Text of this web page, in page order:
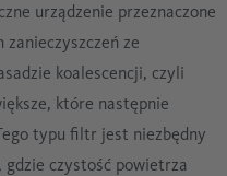
urządzenie przeznaczone
ze
koalescencji, czyli
które następnie
typu filtr jest niezbędny
gdzie czystość powietrza